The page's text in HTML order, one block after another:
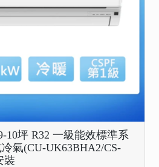
10坪 R32 一級能效標準系
氣(CU-UK63BHA2/CS-
裝